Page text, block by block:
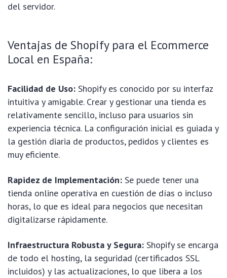
del servidor.
Ventajas de Shopify para el Ecommerce
Local en España:
Facilidad de Uso: Shopify es conocido por su interfaz
intuitiva y amigable. Crear y gestionar una tienda es
relativamente sencillo, incluso para usuarios sin
experiencia técnica. La configuración inicial es guiada y
la gestión diaria de productos, pedidos y clientes es
muy eficiente.
Rapidez de Implementación: Se puede tener una
tienda online operativa en cuestión de días o incluso
horas, lo que es ideal para negocios que necesitan
digitalizarse rápidamente.
Infraestructura Robusta y Segura: Shopify se encarga
de todo el hosting, la seguridad (certificados SSL
incluidos) y las actualizaciones, lo que libera a los